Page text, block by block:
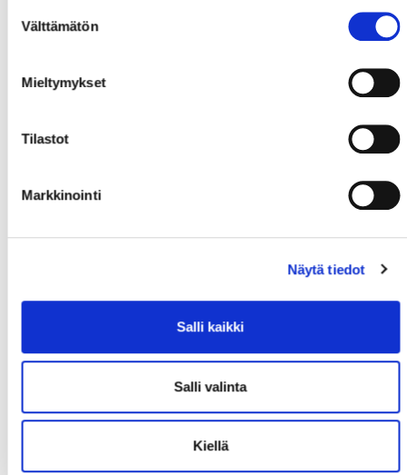
valinta
Välttämätön
Mieltymykset
Tilastot
Markkinointi
Näytä tiedot
Salli kaikki
Salli valinta
Kiellä